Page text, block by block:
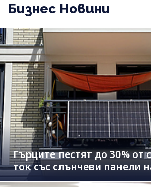
Бизнес Новини
Гърците пестят до 30% от
ток със слънчеви панели